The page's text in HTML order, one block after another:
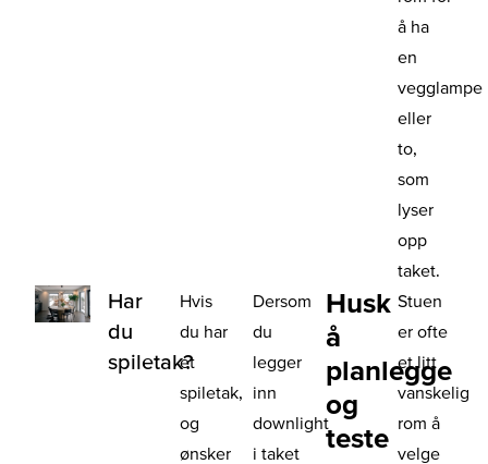
å ha
en
vegglampe
eller
to,
som
lyser
opp
taket.
Har
du
spiletak?
Hvis
du har
et
spiletak,
og
ønsker
Dersom
du
legger
inn
downlight
i taket
Husk
å
planlegge
og
teste
Stuen
er ofte
et litt
vanskelig
rom å
velge